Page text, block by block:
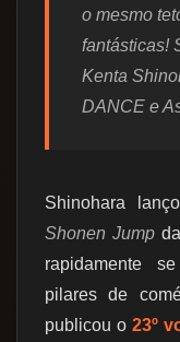
o mesmo
fantásticas!
Kenta
DANCE e
Shinohara
Shonen Jump
rapidamente
pilares de
publicou o 23º